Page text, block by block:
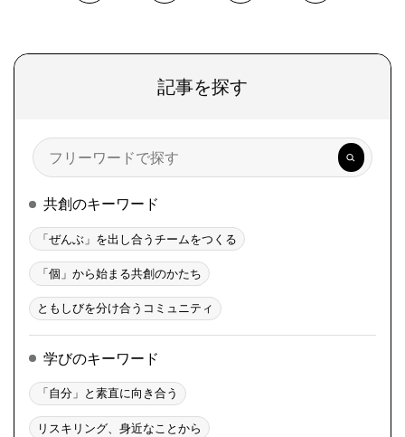
記事を探す
検
索
共創のキーワード
「ぜんぶ」を出し合うチームをつくる
「個」から始まる共創のかたち
ともしびを分け合うコミュニティ
学びのキーワード
「自分」と素直に向き合う
リスキリング、身近なことから